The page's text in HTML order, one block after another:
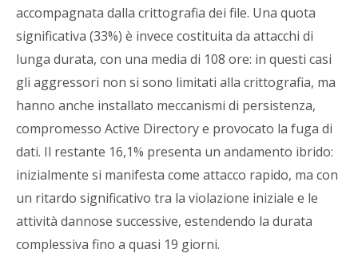
accompagnata dalla crittografia dei file. Una quota
significativa (33%) è invece costituita da attacchi di
lunga durata, con una media di 108 ore: in questi casi
gli aggressori non si sono limitati alla crittografia, ma
hanno anche installato meccanismi di persistenza,
compromesso Active Directory e provocato la fuga di
dati. Il restante 16,1% presenta un andamento ibrido:
inizialmente si manifesta come attacco rapido, ma con
un ritardo significativo tra la violazione iniziale e le
attività dannose successive, estendendo la durata
complessiva fino a quasi 19 giorni.